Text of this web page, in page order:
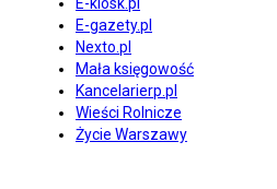
E-gazety.pl
Nexto.pl
Mała księgowość
Kancelarierp.pl
Wieści Rolnicze
Życie Warszawy